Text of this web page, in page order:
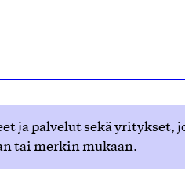
ja palvelut sekä yritykset,
tai merkin mukaan.